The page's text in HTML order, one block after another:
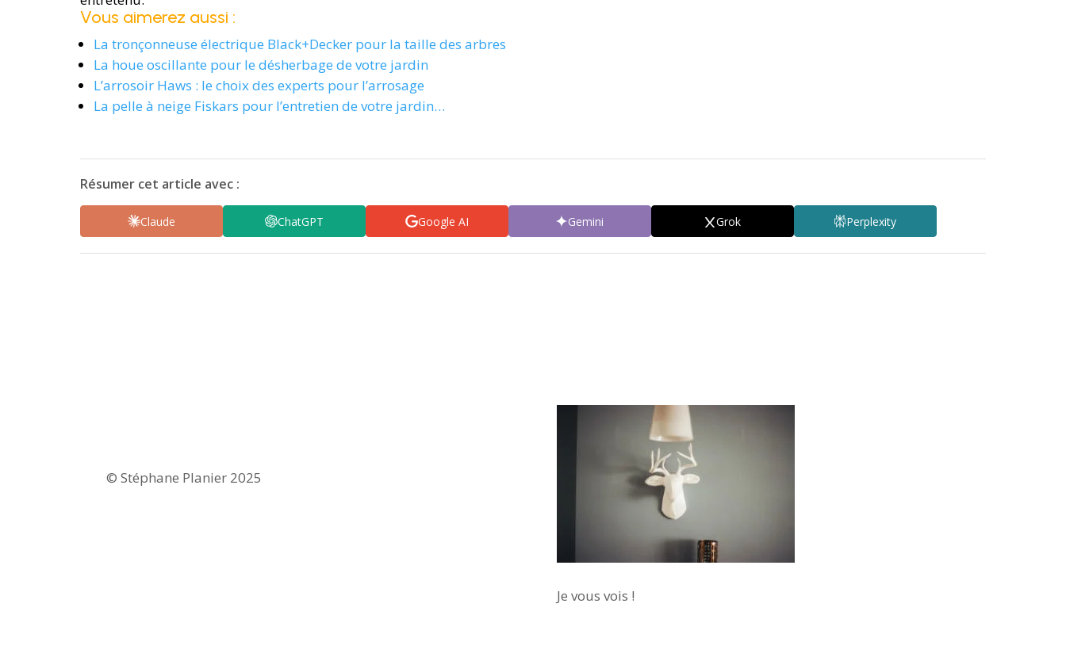
Vous aimerez aussi :
La tronçonneuse électrique Black+Decker pour la taille des arbres
La houe oscillante pour le désherbage de votre jardin
L’arrosoir Haws : le choix des experts pour l’arrosage
La pelle à neige Fiskars pour l’entretien de votre jardin…
Résumer cet article avec :
Claude ChatGPT Google AI Gemini Grok Perplexity
© Stéphane Planier 2025
Je vous vois !